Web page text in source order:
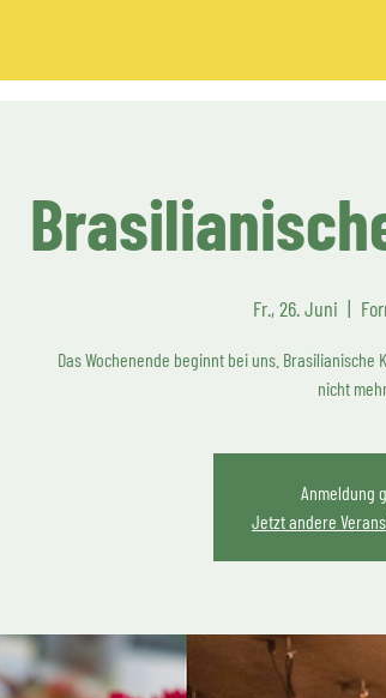
Fr., 26. Juni
  |
Das Wochenende beginnt bei uns.
nicht
Anmeldung
Jetzt andere